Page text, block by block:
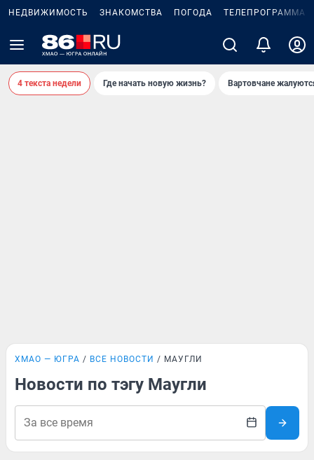
НЕДВИЖИМОСТЬ ЗНАКОМСТВА ПОГОДА ТЕЛЕПРОГРАММА
4 текста недели Где начать новую жизнь? Вартовчане
ХМАО — ЮГРА ВСЕ НОВОСТИ МАУГЛИ
Новости по тэгу Маугли